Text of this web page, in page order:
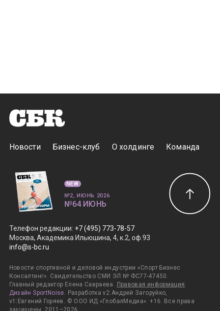
Новости Бизнес-клуб О холдинге Команда
Телефон редакции: +7 (495) 773-78-57
Москва, Академика Ильюшина, 4, к.2, оф.93
info@s-bc.ru
Новости спортивной и деловой индустрии «Спорт Бизнес
Консалтинг». Свидетельство СМИ ЭЛ № ФС77-47450.
Главный редактор Елена Савраева. Правовая информация.
Дизайн SportNoise. Разработка v2:Андрей Загоруйко,
v1:Евгений Горяев. © ООО ИД «ГлобалМедиа». +16. Все права
NEW
№2, ИЮНЬ 2026
№64 ИЮНЬ